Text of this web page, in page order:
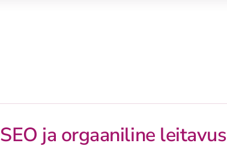
SEO ja orgaaniline leitavus